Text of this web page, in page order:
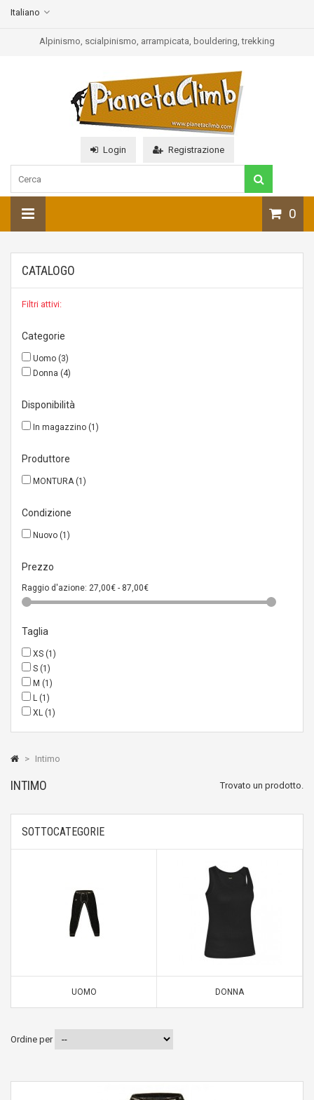
Alpinismo, scialpinismo, arrampicata, bouldering, trekking
Italiano
Login Registrazione
0
CATALOGO
Filtri attivi:
Categorie
Uomo (3)
Donna (4)
Disponibilità
In magazzino (1)
Produttore
MONTURA(1)
Condizione
Nuovo (1)
Prezzo
Raggio d'azione: 27,00€ - 87,00€
Taglia
XS (1)
S (1)
M (1)
L (1)
XL (1)
> Intimo
INTIMO Trovato un prodotto.
SOTTOCATEGORIE
UOMO DONNA
Ordine per